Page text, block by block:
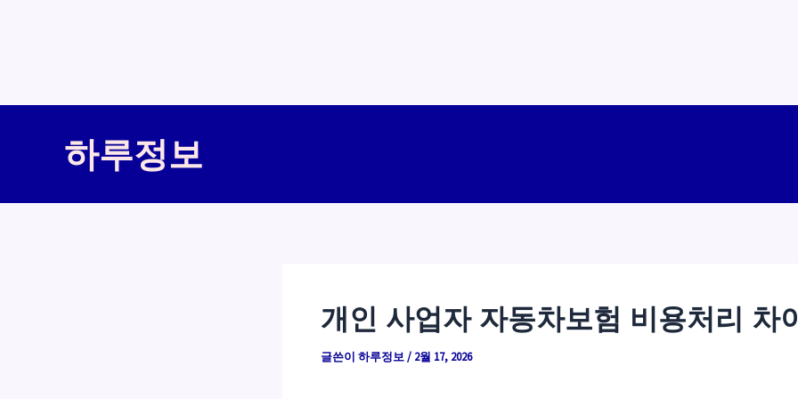
하루정보
개인 사업자 자동차보험 비용처리 차
글쓴이 하루정보/ 2월 17, 2026